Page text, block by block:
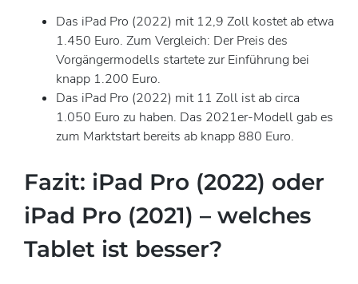
Das iPad Pro (2022) mit 12,9 Zoll kostet ab etwa
1.450 Euro. Zum Vergleich: Der Preis des
Vorgängermodells startete zur Einführung bei
knapp 1.200 Euro.
Das iPad Pro (2022) mit 11 Zoll ist ab circa
1.050 Euro zu haben. Das 2021er-Modell gab es
zum Marktstart bereits ab knapp 880 Euro.
Fazit: iPad Pro (2022) oder
iPad Pro (2021) – welches
Tablet ist besser?